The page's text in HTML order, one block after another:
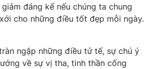
đáng kể nếu chúng ta chung
cho những điều tốt đẹp mỗi ngày.
ngập những điều tử tế, sự chú ý
về sự vị tha, tinh thần cống